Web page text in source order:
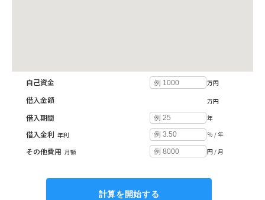
自己資金 万円
借入金額 万円
借入期間 年
借入金利 年利 ％ / 年
その他費用 月額 円 / 月
計算を開始する